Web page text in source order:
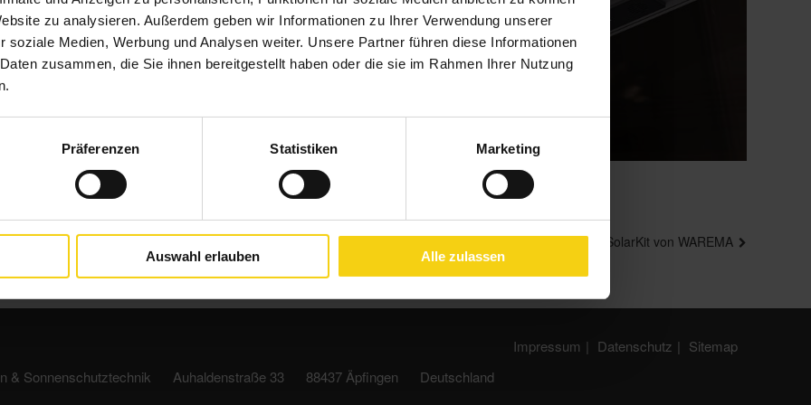
zu analysieren. Außerdem geben wir Informationen zu Ihrer Verwendung unserer
soziale Medien, Werbung und Analysen weiter. Unsere Partner führen diese Informationen
zusammen, die Sie ihnen bereitgestellt haben oder die sie im Rahmen Ihrer Nutzung
Präferenzen Statistiken Marketing
Auswahl erlauben Alle zulassen
Lautstärke, falls die Außenjalousie beim
des iF Design Awards 2022 in der Kategorie
möchten zusätzliche Sicherheit nachrüsten? Sprechen
Nächster
Beitrag
Komfortabel ohne Kabel: Das SolarKit von WAREMA
Impressum Datenschutz
Sitemap
& Sonnenschutztechnik
Auhaldenstraße 33 88437 Äpfingen Deutschland